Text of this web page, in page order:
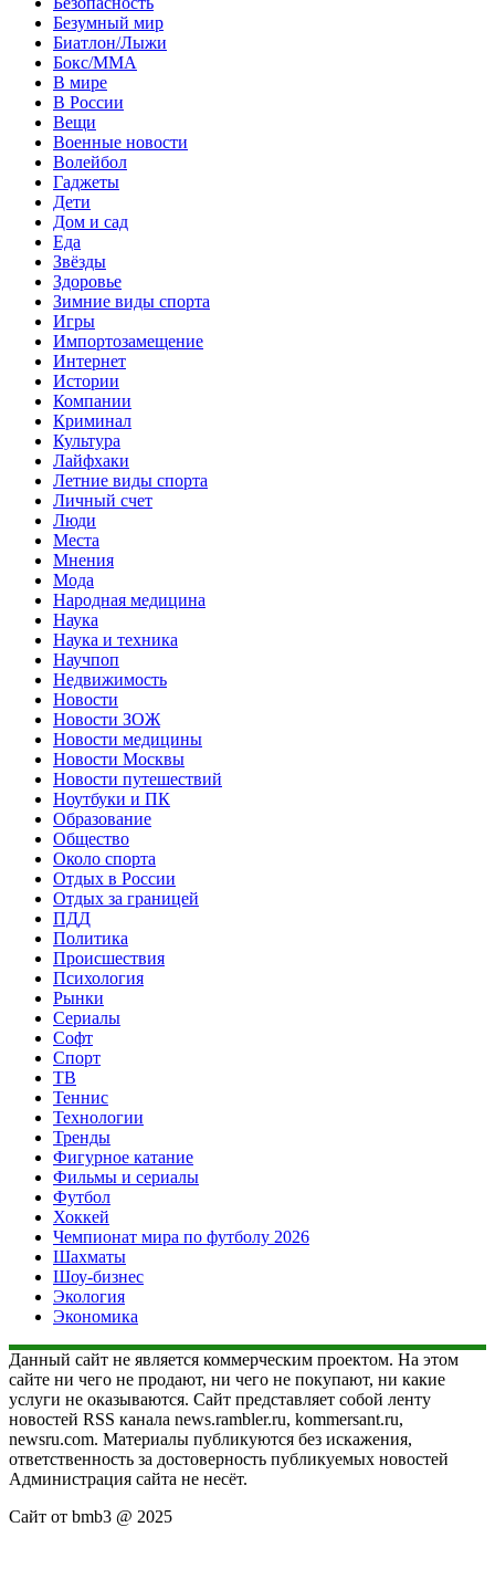
Безумный мир
Биатлон/Лыжи
Бокс/MMA
В мире
В России
Вещи
Военные новости
Волейбол
Гаджеты
Дети
Дом и сад
Еда
Звёзды
Здоровье
Зимние виды спорта
Игры
Импортозамещение
Интернет
Истории
Компании
Криминал
Культура
Лайфхаки
Летние виды спорта
Личный счет
Люди
Места
Мнения
Мода
Народная медицина
Наука
Наука и техника
Научпоп
Недвижимость
Новости
Новости ЗОЖ
Новости медицины
Новости Москвы
Новости путешествий
Ноутбуки и ПК
Образование
Общество
Около спорта
Отдых в России
Отдых за границей
ПДД
Политика
Происшествия
Психология
Рынки
Сериалы
Софт
Спорт
ТВ
Теннис
Технологии
Тренды
Фигурное катание
Фильмы и сериалы
Футбол
Хоккей
Чемпионат мира по футболу 2026
Шахматы
Шоу-бизнес
Экология
Экономика
Данный сайт не является коммерческим проектом. На этом
сайте ни чего не продают, ни чего не покупают, ни какие
услуги не оказываются. Сайт представляет собой ленту
новостей RSS канала news.rambler.ru, kommersant.ru,
newsru.com. Материалы публикуются без искажения,
ответственность за достоверность публикуемых новостей
Администрация сайта не несёт.
Сайт от bmb3 @ 2025